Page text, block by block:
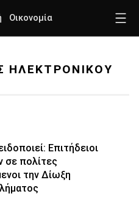
Οικονομία
ΗΛΕΚΤΡΟΝΙΚΟΥ
Επιτήδειοι
σε πολίτες
την Δίωξη